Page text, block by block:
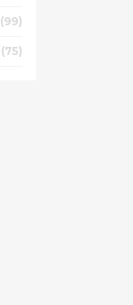
(99)
(75)